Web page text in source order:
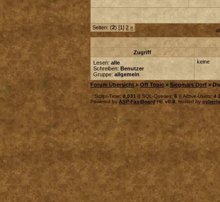
Seiten: (2) [1] 2 »
Zugriff
Lesen: alle
Schreiben: Benutzer
Gruppe: allgemein
keine
Forum Übersicht » Off Topic » Siegmars Dorf »
.: Script-Time: 0,031 || SQL-Queries: 6 || Active-Users: 4
Powered by ASP-FastBoardHEv0.8 , hosted by